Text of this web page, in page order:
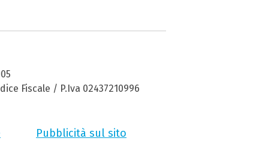
Fiscale / P.Iva 02437210996
Pubblicità sul sito